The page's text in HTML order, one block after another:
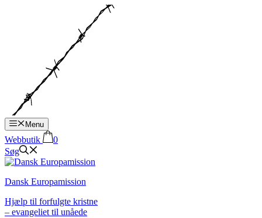
Menu
Webbutik
0
Søg
Dansk Europamission
Hjælp til forfulgte kristne
– evangeliet til unåede